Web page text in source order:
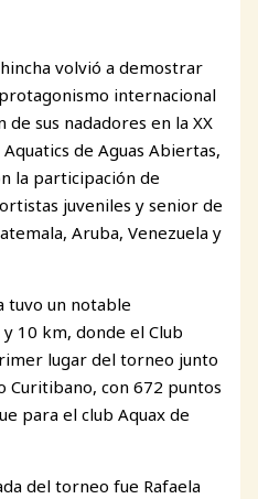
volvió a demostrar
internacional
de sus nadadores en la XX
de Aguas Abiertas,
la participación de
juveniles y senior de
Aruba, Venezuela y
tuvo un notable
10 km, donde el Club
lugar del torneo junto
Curitibano, con 672 puntos
para el club Aquax de
del torneo fue Rafaela